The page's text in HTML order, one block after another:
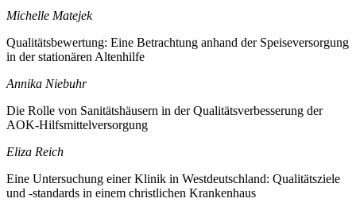
Michelle Matejek
Qualitätsbewertung: Eine Betrachtung anhand der Speiseversorgung
in der stationären Altenhilfe
Annika Niebuhr
Die Rolle von Sanitätshäusern in der Qualitätsverbesserung der
AOK-Hilfsmittelversorgung
Eliza Reich
Eine Untersuchung einer Klinik in Westdeutschland: Qualitätsziele
und -standards in einem christlichen Krankenhaus